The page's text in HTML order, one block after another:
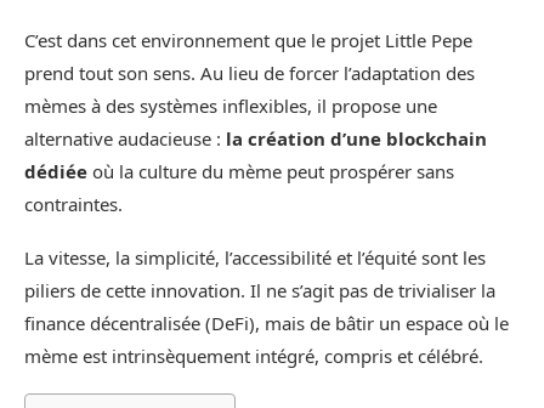
C’est dans cet environnement que le projet Little Pepe
prend tout son sens. Au lieu de forcer l’adaptation des
mèmes à des systèmes inflexibles, il propose une
alternative audacieuse : la création d’une blockchain
dédiée où la culture du mème peut prospérer sans
contraintes.
La vitesse, la simplicité, l’accessibilité et l’équité sont les
piliers de cette innovation. Il ne s’agit pas de trivialiser la
finance décentralisée (DeFi), mais de bâtir un espace où le
mème est intrinsèquement intégré, compris et célébré.